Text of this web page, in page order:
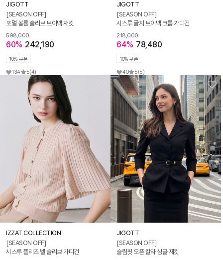
JIGOTT
[SEASON OFF]
포멀 볼륨 슬리브 브이넥 재킷
598,000
60% 242,190
10% 쿠폰
134 5(4)
JIGOTT
[SEASON OFF]
시스루 골지 브이넥 크롭 가디건
218,000
64% 78,480
10% 쿠폰
40 5(5)
IZZAT COLLECTION
[SEASON OFF]
시스루 플리츠 벨 슬리브 가디건
JIGOTT
[SEASON OFF]
슬림핏 오픈 칼라 싱글 재킷